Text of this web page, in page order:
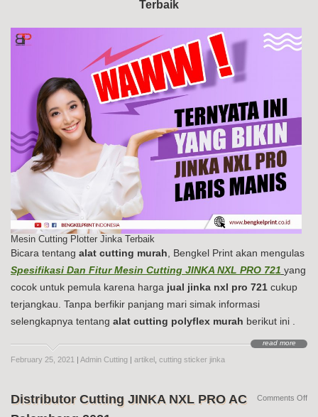
Terbaik
Mesin Cutting Plotter Jinka Terbaik
Bicara tentang alat cutting murah , Bengkel Print akan mengulas
Spesifikasi Dan Fitur Mesin Cutting JINKA NXL PRO 721 yang
cocok untuk pemula karena harga jual jinka nxl pro 721 cukup
terjangkau. Tanpa berfikir panjang mari simak informasi
selengkapnya tentang alat cutting polyflex murah berikut ini .
read more
February 25, 2021 | Admin Cutting | artikel cutting sticker jinka
Distributor Cutting JINKA NXL PRO AC
Comments Offon